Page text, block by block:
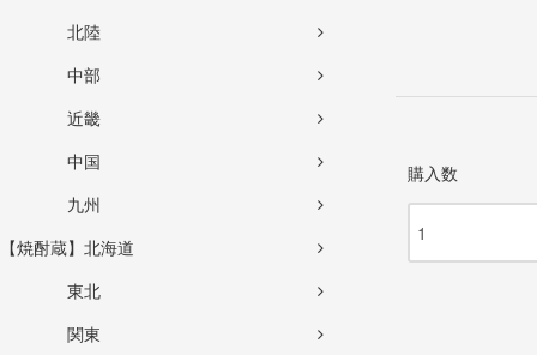
北陸
中部
近畿
中国
九州
【焼酎蔵】北海道
東北
関東
購入数